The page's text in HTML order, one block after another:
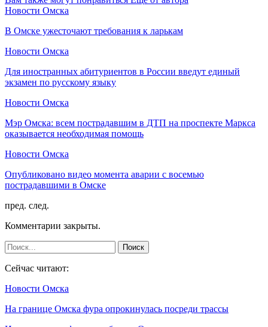
Новости Омска
В Омске ужесточают требования к ларькам
Новости Омска
Для иностранных абитуриентов в России введут единый
экзамен по русскому языку
Новости Омска
Мэр Омска: всем пострадавшим в ДТП на проспекте Маркса
оказывается необходимая помощь
Новости Омска
Опубликовано видео момента аварии с восемью
пострадавшими в Омске
пред. след.
Комментарии закрыты.
Сейчас читают:
Новости Омска
На границе Омска фура опрокинулась посреди трассы